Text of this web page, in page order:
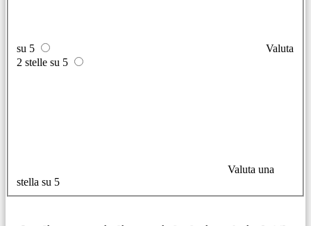
su 5
Valuta
2 stelle su 5
Valuta una
stella su 5